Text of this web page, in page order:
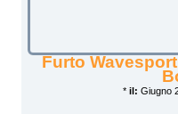
Furto
* il: Giugno